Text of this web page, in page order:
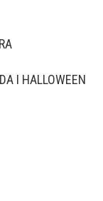
I HALLOWEEN